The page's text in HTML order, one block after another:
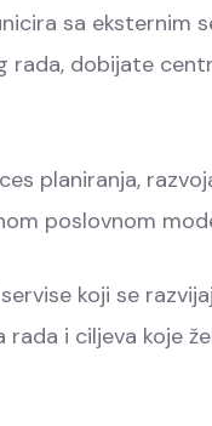
sa eksternim
dobijate
planiranja,
poslovnom
koji se
i ciljeva koje